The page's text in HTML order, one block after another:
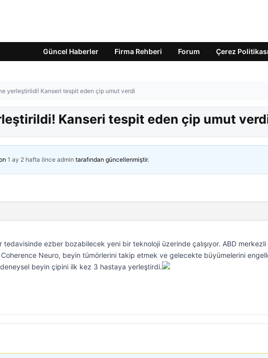
Güncel Haberler Firma Rehberi Forum Çerez Politikası
yerleştirildi! Kanseri tespit eden çip umut verdi
Kanseri tespit eden çip umut
1 ay 2 hafta önce admin tarafından güncellenmiştir.
tedavisinde ezber bozabilecek yeni bir teknoloji üzerinde çalışıyor. ABD merkezli
Neuro, beyin tümörlerini takip etmek ve gelecekte büyümelerini
beyin çipini ilk kez 3 hastaya yerleştirdi.